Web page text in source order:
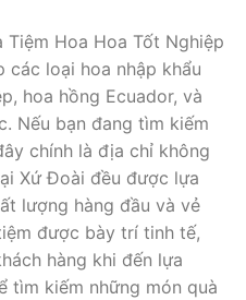
Hoa Hoa Tốt Nghiệp
các loại hoa nhập khẩu
hoa hồng Ecuador, và
Nếu bạn đang tìm kiếm
chính là địa chỉ không
Xứ Đoài đều được lựa
lượng hàng đầu và vẻ
được bày trí tinh tế,
hàng khi đến lựa
tìm kiếm những món quà